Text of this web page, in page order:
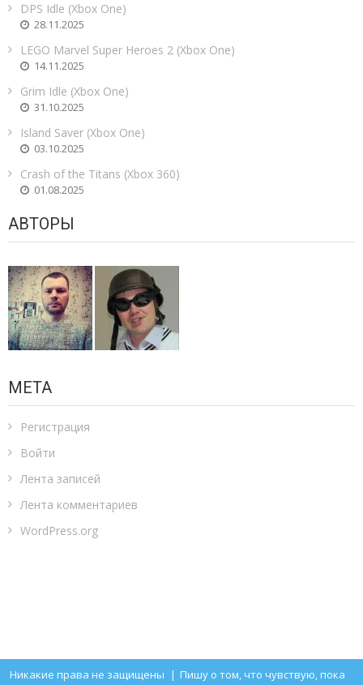
DPS Idle (Xbox One)
28.11.2025
LEGO Marvel Super Heroes 2 (Xbox One)
14.11.2025
Grim Idle (Xbox One)
31.10.2025
Island Saver (Xbox One)
03.10.2025
Crash of the Titans (Xbox 360)
01.08.2025
АВТОРЫ
МЕТА
Регистрация
Войти
Лента записей
Лента комментариев
WordPress.org
Никакие права не защищены | Пишу о том, что чувствую, пока